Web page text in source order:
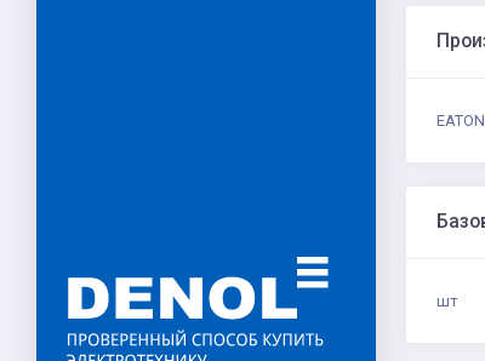
EATON
шт